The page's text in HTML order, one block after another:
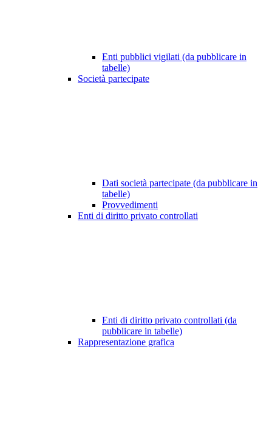
Enti pubblici vigilati (da pubblicare in
tabelle)
Società partecipate
Dati società partecipate (da pubblicare in
tabelle)
Provvedimenti
Enti di diritto privato controllati
Enti di diritto privato controllati (da
pubblicare in tabelle)
Rappresentazione grafica